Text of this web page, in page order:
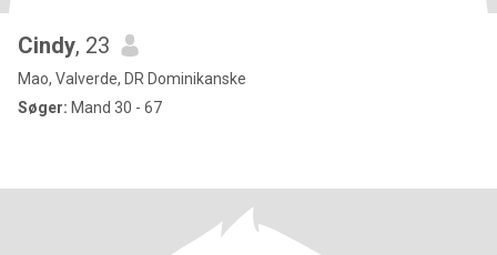
Cindy, 23
Mao, Valverde, DR Dominikanske
Søger: Mand 30 - 67